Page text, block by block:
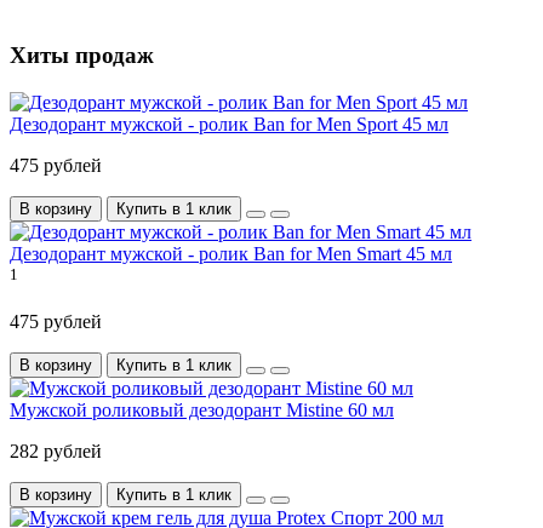
Хиты продаж
Дезодорант мужской - ролик Ban for Men Sport 45 мл
475 рублей
В корзину Купить в 1 клик
Дезодорант мужской - ролик Ban for Men Smart 45 мл
1
475 рублей
В корзину Купить в 1 клик
Мужской роликовый дезодорант Mistine 60 мл
282 рублей
В корзину Купить в 1 клик